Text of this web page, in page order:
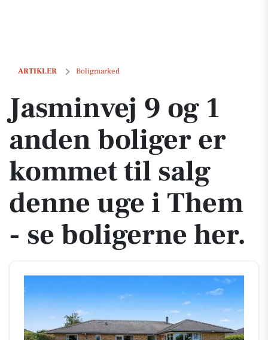
ARTIKLER Boligmarked
Jasminvej 9 og 1 anden boliger er kommet til salg denne uge i Them
Jasminvej 9 og 1
anden boliger er
kommet til salg
denne uge i Them
- se boligerne her.